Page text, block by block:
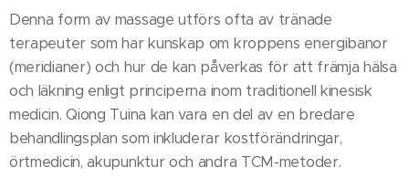
Denna form av massage utförs ofta av tränade
terapeuter som har kunskap om kroppens energibanor
(meridianer) och hur de kan påverkas för att främja hälsa
och läkning enligt principerna inom traditionell kinesisk
medicin. Qiong Tuina kan vara en del av en bredare
behandlingsplan som inkluderar kostförändringar,
örtmedicin, akupunktur och andra TCM-metoder.